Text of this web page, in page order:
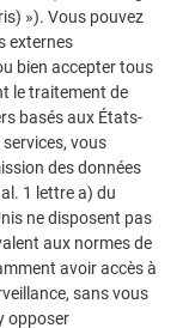
Cette tuile
du système, qu’il
pour
cohérente avec
nous
en rénovation et
tout en
»). Vous pouvez
externes
bien accepter tous
le traitement de
basés aux États-
vous
des données
1 lettre a) du
ne disposent pas
aux normes de
avoir accès à
sans vous
opposer